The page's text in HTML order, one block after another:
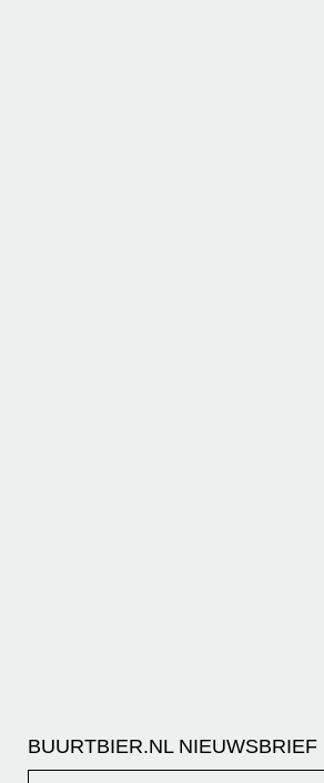
BUURTBIER.NL NIEUWSBRIEF